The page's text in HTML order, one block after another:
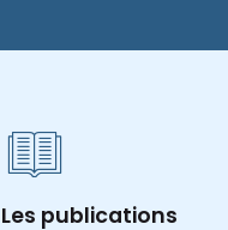
Les publications